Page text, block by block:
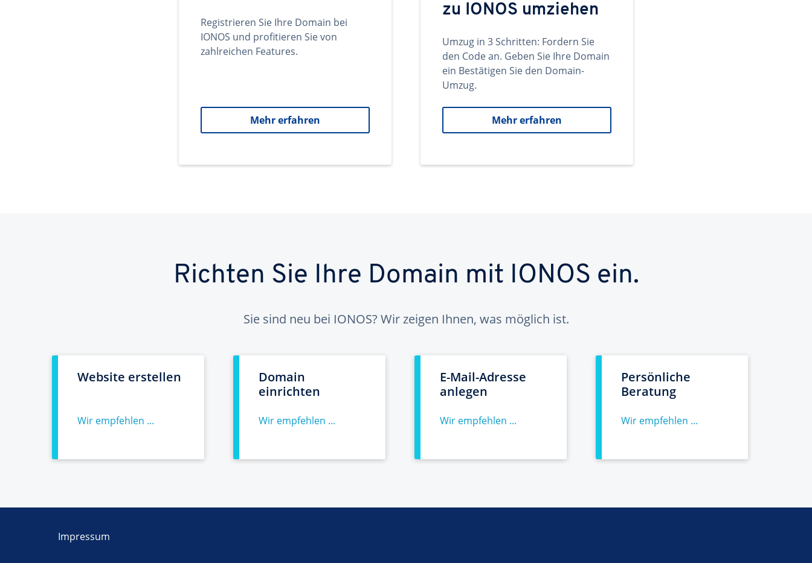
Registrieren Sie Ihre Domain bei
IONOS und profitieren Sie von
zahlreichen Features.
Mehr erfahren
zu IONOS umziehen
Umzug in 3 Schritten: Fordern Sie
den Code an. Geben Sie Ihre Domain
ein Bestätigen Sie den Domain-
Umzug.
Mehr erfahren
Richten Sie Ihre Domain mit IONOS ein.
Sie sind neu bei IONOS? Wir zeigen Ihnen, was möglich ist.
Website erstellen
Wir empfehlen ...
Domain
einrichten
Wir empfehlen ...
E-Mail-Adresse
anlegen
Wir empfehlen ...
Persönliche
Beratung
Wir empfehlen ...
Impressum